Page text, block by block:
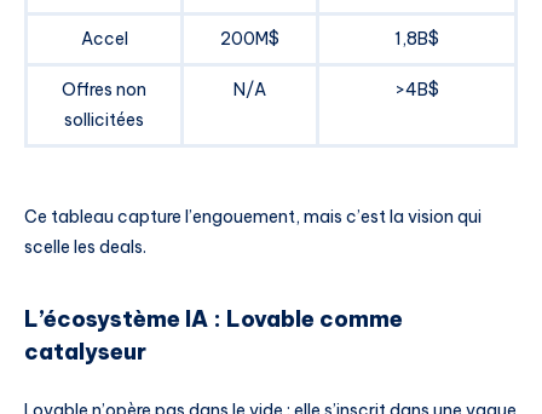
Accel 200M$ 1,8B$
Offres non
sollicitées
N/A >4B$
Ce tableau capture l’engouement, mais c’est la vision qui
scelle les deals.
L’écosystème IA : Lovable comme
catalyseur